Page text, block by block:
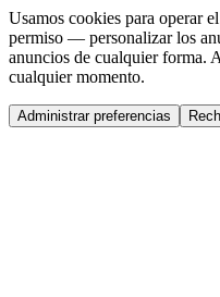
Usamos cookies para operar
permiso — personalizar los
anuncios de cualquier forma.
cualquier momento.
Administrar preferencias